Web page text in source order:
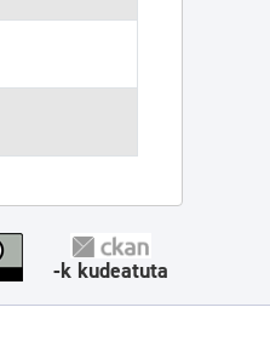
-k kudeatuta